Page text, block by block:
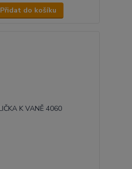
Přidat do košíku